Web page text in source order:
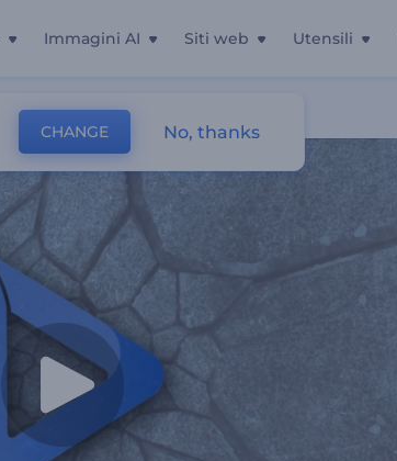
Immagini AI Siti web Utensili
CHANGE No, thanks